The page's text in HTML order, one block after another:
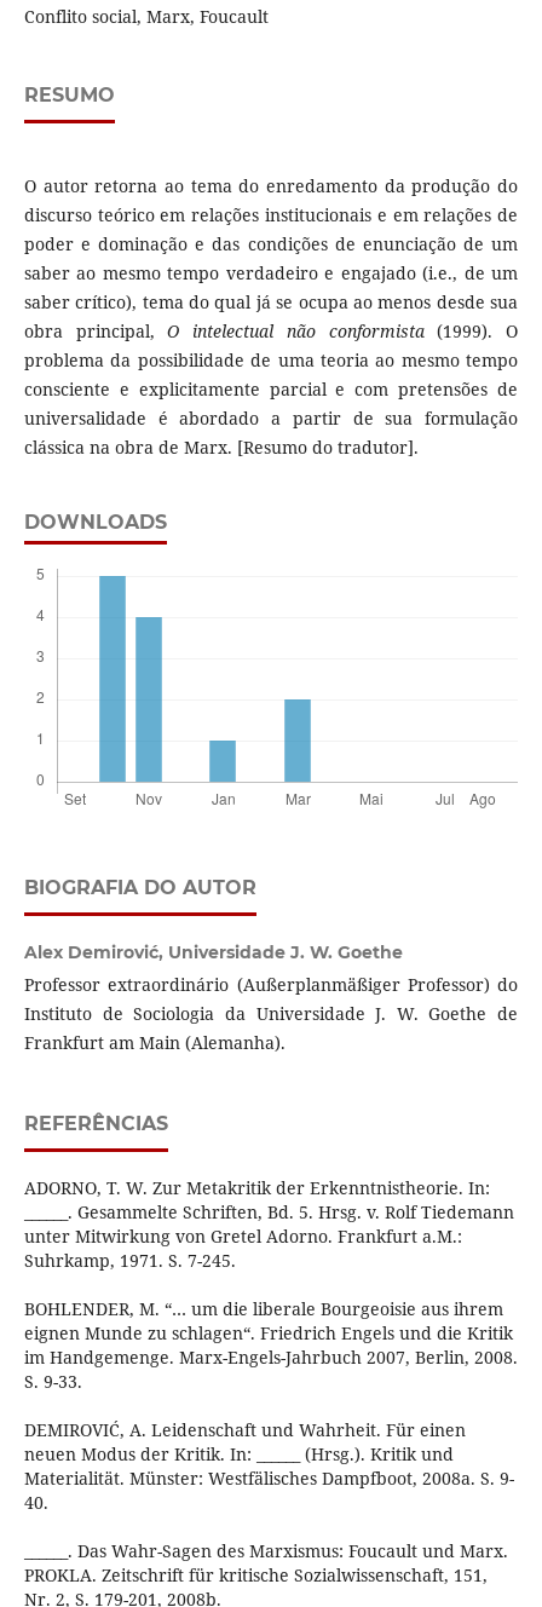
Conflito social, Marx, Foucault
RESUMO
O autor retorna ao tema do enredamento da produção do
discurso teórico em relações institucionais e em relações de
poder e dominação e das condições de enunciação de um
saber ao mesmo tempo verdadeiro e engajado (i.e., de um
saber crítico), tema do qual já se ocupa ao menos desde sua
obra principal,O intelectual não conformista(1999). O
problema da possibilidade de uma teoria ao mesmo tempo
consciente e explicitamente parcial e com pretensões de
universalidade é abordado a partir de sua formulação
clássica na obra de Marx. [Resumo do tradutor].
DOWNLOADS
BIOGRAFIA DO AUTOR
Alex Demirović, Universidade J. W. Goethe
Professor extraordinário (Außerplanmäßiger Professor) do
Instituto de Sociologia da Universidade J. W. Goethe de
Frankfurt am Main (Alemanha).
REFERÊNCIAS
ADORNO, T. W. Zur Metakritik der Erkenntnistheorie. In:
______. Gesammelte Schriften, Bd. 5. Hrsg. v. Rolf Tiedemann
unter Mitwirkung von Gretel Adorno. Frankfurt a.M.:
Suhrkamp, 1971. S. 7-245.
BOHLENDER, M. “… um die liberale Bourgeoisie aus ihrem
eignen Munde zu schlagen“. Friedrich Engels und die Kritik
im Handgemenge. Marx-Engels-Jahrbuch 2007, Berlin, 2008.
S. 9-33.
DEMIROVIĆ, A. Leidenschaft und Wahrheit. Für einen
neuen Modus der Kritik. In: ______ (Hrsg.). Kritik und
Materialität. Münster: Westfälisches Dampfboot, 2008a. S. 9-
40.
______. Das Wahr-Sagen des Marxismus: Foucault und Marx.
PROKLA. Zeitschrift für kritische Sozialwissenschaft, 151,
Nr. 2, S. 179-201, 2008b.